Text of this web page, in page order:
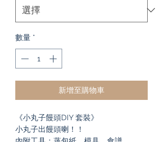
數量 *
新增至購物車
《小丸子饅頭DIY 套裝》
小丸子出饅頭喇！！